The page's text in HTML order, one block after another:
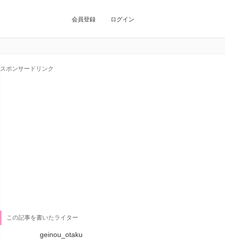
会員登録 ログイン
スポンサードリンク
この記事を書いたライター
geinou_otaku